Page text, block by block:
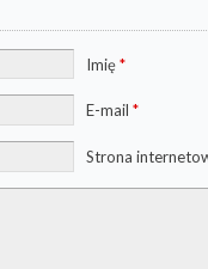
Imię*
E-mail *
Strona